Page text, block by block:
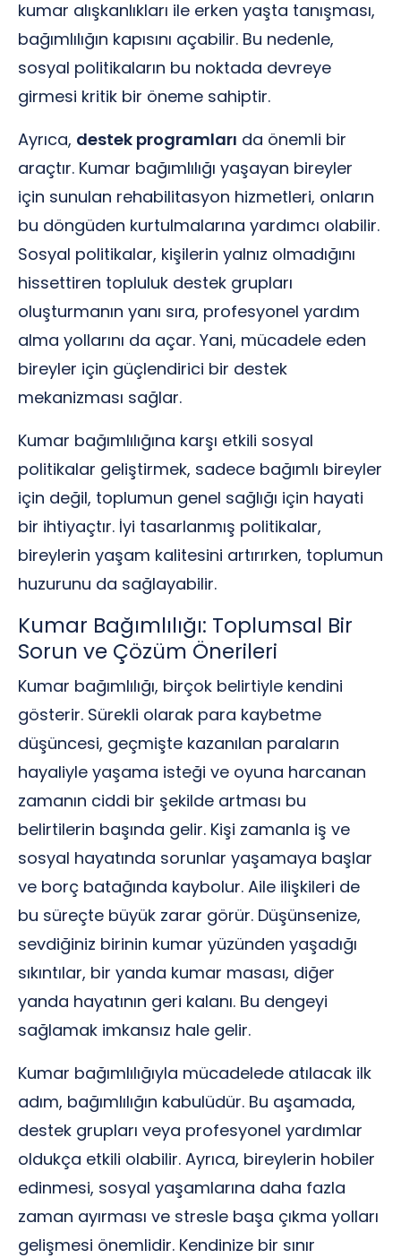
kumar alışkanlıkları ile erken yaşta tanışması,
bağımlılığın kapısını açabilir. Bu nedenle,
sosyal politikaların bu noktada devreye
girmesi kritik bir öneme sahiptir.
Ayrıca, destek programları da önemli bir
araçtır. Kumar bağımlılığı yaşayan bireyler
için sunulan rehabilitasyon hizmetleri, onların
bu döngüden kurtulmalarına yardımcı olabilir.
Sosyal politikalar, kişilerin yalnız olmadığını
hissettiren topluluk destek grupları
oluşturmanın yanı sıra, profesyonel yardım
alma yollarını da açar. Yani, mücadele eden
bireyler için güçlendirici bir destek
mekanizması sağlar.
Kumar bağımlılığına karşı etkili sosyal
politikalar geliştirmek, sadece bağımlı bireyler
için değil, toplumun genel sağlığı için hayati
bir ihtiyaçtır. İyi tasarlanmış politikalar,
bireylerin yaşam kalitesini artırırken, toplumun
huzurunu da sağlayabilir.
Kumar Bağımlılığı: Toplumsal Bir
Sorun ve Çözüm Önerileri
Kumar bağımlılığı, birçok belirtiyle kendini
gösterir. Sürekli olarak para kaybetme
düşüncesi, geçmişte kazanılan paraların
hayaliyle yaşama isteği ve oyuna harcanan
zamanın ciddi bir şekilde artması bu
belirtilerin başında gelir. Kişi zamanla iş ve
sosyal hayatında sorunlar yaşamaya başlar
ve borç batağında kaybolur. Aile ilişkileri de
bu süreçte büyük zarar görür. Düşünsenize,
sevdiğiniz birinin kumar yüzünden yaşadığı
sıkıntılar, bir yanda kumar masası, diğer
yanda hayatının geri kalanı. Bu dengeyi
sağlamak imkansız hale gelir.
Kumar bağımlılığıyla mücadelede atılacak ilk
adım, bağımlılığın kabulüdür. Bu aşamada,
destek grupları veya profesyonel yardımlar
oldukça etkili olabilir. Ayrıca, bireylerin hobiler
edinmesi, sosyal yaşamlarına daha fazla
zaman ayırması ve stresle başa çıkma yolları
gelişmesi önemlidir. Kendinize bir sınır